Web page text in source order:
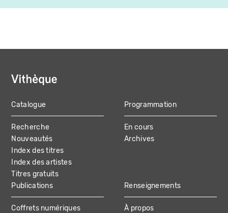
MAIN
NAVIGATION
Catalogue
Recherche
Nouveautés
Index des titres
Index des artistes
Titres gratuits
Programmation
En cours
Archives
Publications
Coffrets numériques
Renseignements
À propos